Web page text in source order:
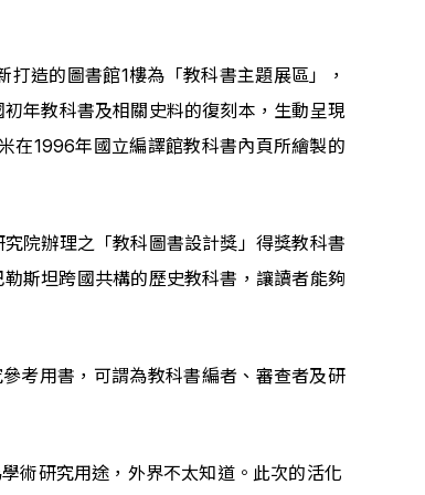
造的圖書館1樓為「教科書主題展區」，
年教科書及相關史料的復刻本，生動呈現
在1996年國立編譯館教科書內頁所繪製的
院辦理之「教科圖書設計獎」得獎教科書
斯坦跨國共構的歷史教科書，讓讀者能夠
考用書，可謂為教科書編者、審查者及研
術研究用途，外界不太知道。此次的活化